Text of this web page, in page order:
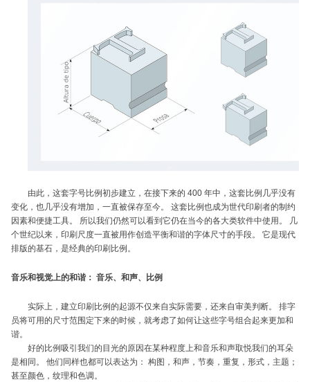
由此，这套字号比例初步建立，在接下来的 400 年中，这套比例几乎没有
变化，也几乎没有增加，一直被保存至今。 这套比例也成为世代印刷者的制约
因素和便捷工具。 所以我们仍然可以看到它仍在当今的各大类软件中使用。 几
个世纪以来，印刷尺度一直被用作创造平衡和谐的字体尺寸的手段。 它是现代
排版的基石，是经典的印刷比例。
音乐和视觉上的和谐： 音乐、和声、比例
实际上，建立印刷比例的起源不仅来自实际需要，还来自审美判断。 排字
员将可用的尺寸范围定下来的时候，就考虑了如何让这些字号组合起来更加和
谐。
好的比例吸引我们的目光的原因在某种程度上和音乐和声取悦我们的耳朵
是相同。 他们同样也都可以表达为： 构图，和声，节奏，重复，形式，主题；
甚至颜色，纹理和色调。